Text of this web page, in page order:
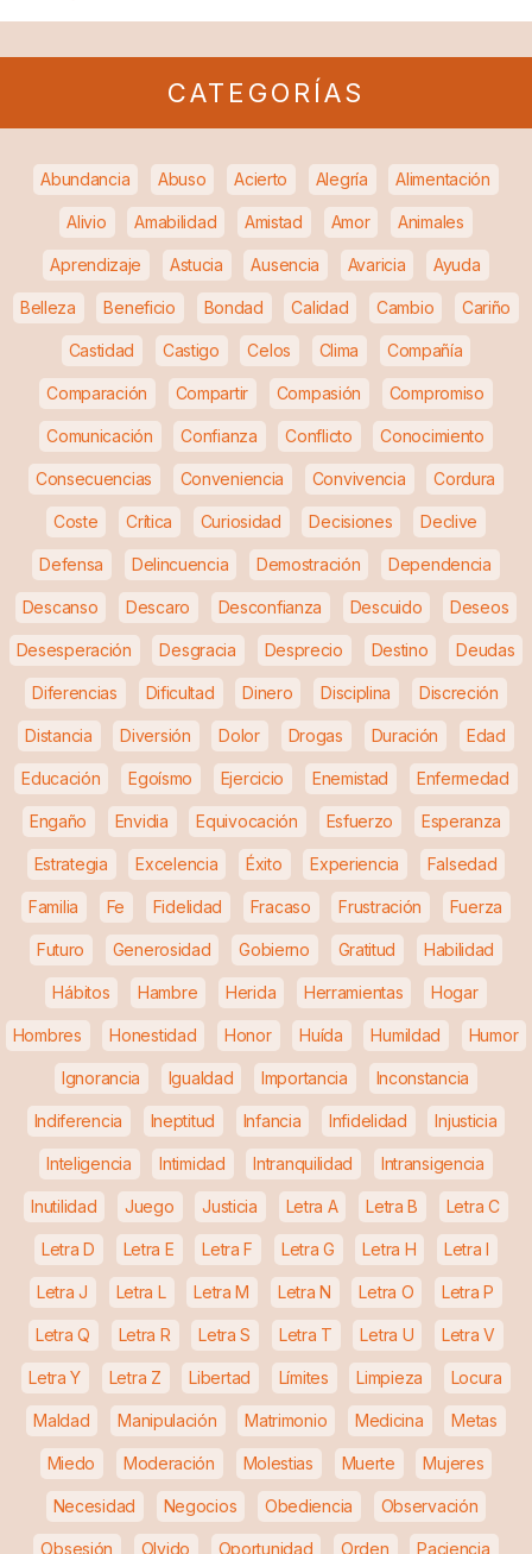
CATEGORÍAS
Abundancia Abuso Acierto Alegría Alimentación
Alivio Amabilidad Amistad Amor Animales
Aprendizaje Astucia Ausencia Avaricia Ayuda
Belleza Beneficio Bondad Calidad Cambio Cariño
Castidad Castigo Celos Clima Compañía
Comparación Compartir Compasión Compromiso
Comunicación Confianza Conflicto Conocimiento
Consecuencias Conveniencia Convivencia Cordura
Coste Crítica Curiosidad Decisiones Declive
Defensa Delincuencia Demostración Dependencia
Descanso Descaro Desconfianza Descuido Deseos
Desesperación Desgracia Desprecio Destino Deudas
Diferencias Dificultad Dinero Disciplina Discreción
Distancia Diversión Dolor Drogas Duración Edad
Educación Egoísmo Ejercicio Enemistad Enfermedad
Engaño Envidia Equivocación Esfuerzo Esperanza
Estrategia Excelencia Éxito Experiencia Falsedad
Familia Fe Fidelidad Fracaso Frustración Fuerza
Futuro Generosidad Gobierno Gratitud Habilidad
Hábitos Hambre Herida Herramientas Hogar
Hombres Honestidad Honor Huída Humildad Humor
Ignorancia Igualdad Importancia Inconstancia
Indiferencia Ineptitud Infancia Infidelidad Injusticia
Inteligencia Intimidad Intranquilidad Intransigencia
Inutilidad Juego Justicia Letra A Letra B Letra C
Letra D Letra E Letra F Letra G Letra H Letra I
Letra J Letra L Letra M Letra N Letra O Letra P
Letra Q Letra R Letra S Letra T Letra U Letra V
Letra Y Letra Z Libertad Límites Limpieza Locura
Maldad Manipulación Matrimonio Medicina Metas
Miedo Moderación Molestias Muerte Mujeres
Necesidad Negocios Obediencia Observación
Obsesión Olvido Oportunidad Orden Paciencia